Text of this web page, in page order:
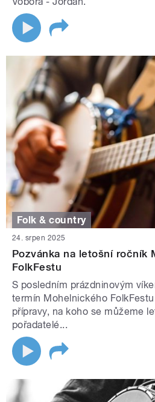
Folk & country
24. srpen 2025
Pozvánka na letošní ročník
FolkFestu
S posledním prázdninovým
termín Mohelnického
přípravy, na koho se můžeme
pořadatelé...